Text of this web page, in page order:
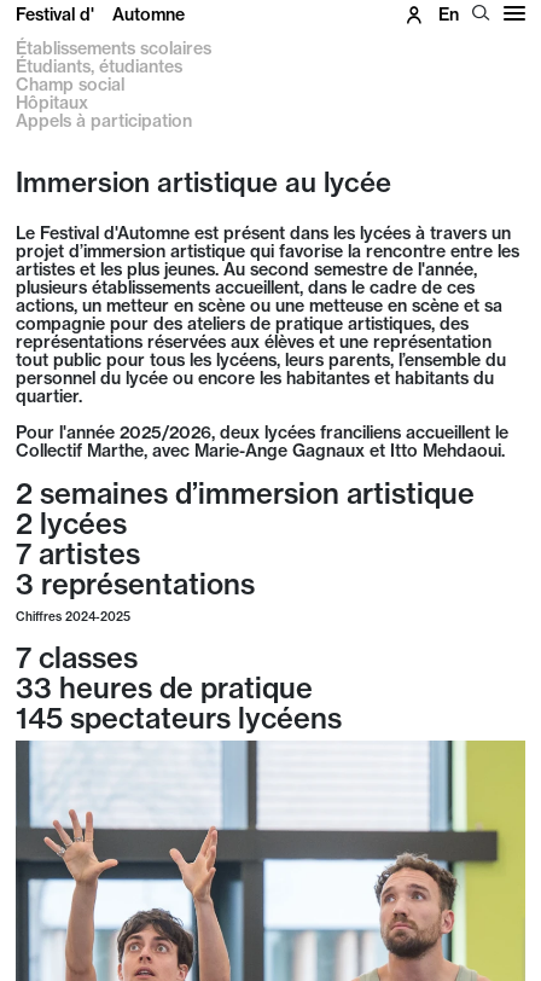
Festival d' Automne
En
Établissements scolaires
Étudiants, étudiantes
Champ social
Hôpitaux
Appels à participation
Immersion artistique au lycée
Le Festival d'Automne est présent dans les lycées à travers un
projet d’immersion artistique qui favorise la rencontre entre les
artistes et les plus jeunes. Au second semestre de l'année,
plusieurs établissements accueillent, dans le cadre de ces
actions, un metteur en scène ou une metteuse en scène et sa
compagnie pourdes ateliers de pratique artistiques, des
représentations réservées aux élèves et une représentation
tout public pour tous les lycéens, leurs parents, l’ensemble du
personnel du lycée ou encore les habitantes et habitants du
quartier.
Pour l'année 2025/2026, deux lycées franciliens accueillent le
Collectif Marthe, avec Marie-Ange Gagnaux et Itto Mehdaoui.
2 semaines d’immersion artistique
2 lycées
7 artistes
3 représentations
Chiffres 2024-2025
7 classes
33 heures de pratique
145 spectateurs lycéens